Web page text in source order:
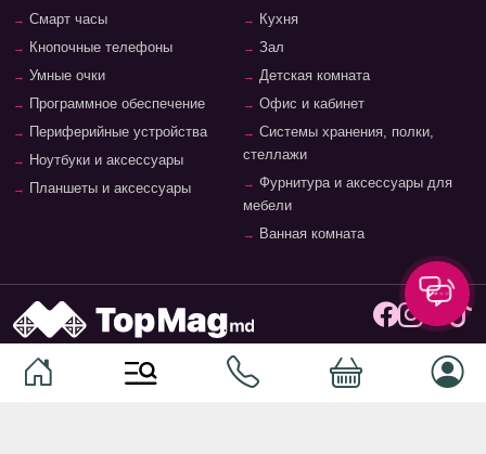
Смарт часы
Кнопочные телефоны
Умные очки
Программное обеспечение
Периферийные устройства
Ноутбуки и аксессуары
Планшеты и аксессуары
Кухня
Зал
Детская комната
Офис и кабинет
Системы хранения, полки,
стеллажи
Фурнитура и аксессуары для
мебели
Ванная комната